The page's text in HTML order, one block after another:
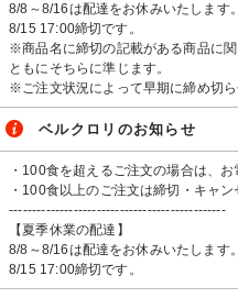
8/8～8/16は配達をお休みいたします
8/15 17:00締切です。
※商品名に締切の記載がある商品に
ともにそちらに準じます。
※ご注文状況によって早期に締め切ら
ベルクロリのお知らせ
・100食を超えるご注文の場合は、
・100食以上のご注文は締切・キャン
-----------------------------------------------
【夏季休業の配達】
8/8～8/16は配達をお休みいたします
8/15 17:00締切です。